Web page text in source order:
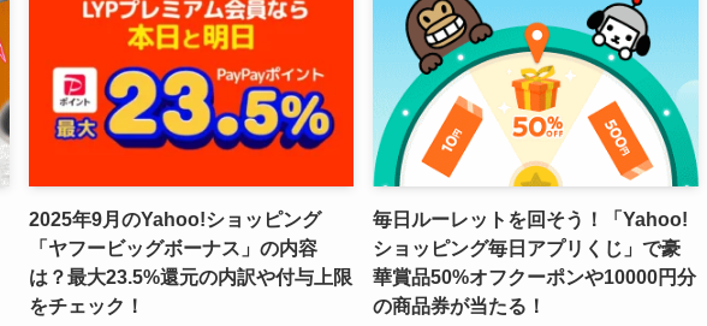
2025年9月のYahoo!ショッピング
「ヤフービッグボーナス」の内容
は？最大23.5%還元の内訳や付与上限
をチェック！
毎日ルーレットを回そう！「Yahoo!
ショッピング毎日アプリくじ」で豪
華賞品50%オフクーポンや10000円分
の商品券が当たる！